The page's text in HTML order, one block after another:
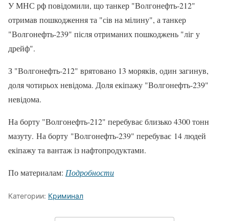
У МНС рф повідомили, що танкер "Волгонефть-212"
отримав пошкодження та "сів на мілину", а танкер
"Волгонефть-239" після отриманих пошкоджень "ліг у
дрейф".
З "Волгонефть-212" врятовано 13 моряків, один загинув,
доля чотирьох невідома. Доля екіпажу "Волгонефть-239"
невідома.
На борту "Волгонефть-212" перебуває близько 4300 тонн
мазуту. На борту "Волгонефть-239" перебуває 14 людей
екіпажу та вантаж із нафтопродуктами.
По материалам: Подробности
Категории: Криминал